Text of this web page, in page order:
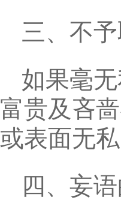
三、不
如果毫
富贵及吝
或表面无
四、妄